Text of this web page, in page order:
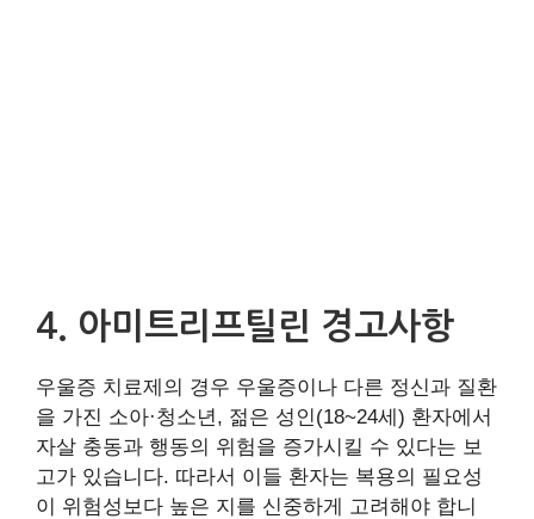
4. 아미트리프틸린 경고사항
우울증 치료제의 경우 우울증이나 다른 정신과 질환
을 가진 소아·청소년, 젊은 성인(18~24세) 환자에서
자살 충동과 행동의 위험을 증가시킬 수 있다는 보
고가 있습니다. 따라서 이들 환자는 복용의 필요성
이 위험성보다 높은 지를 신중하게 고려해야 합니